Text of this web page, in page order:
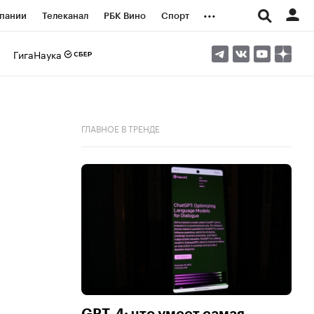
Телеканал РБК Вино Спорт ...
ГигаНаука
ГЛАВНОЕ В ТРЕНДЕ